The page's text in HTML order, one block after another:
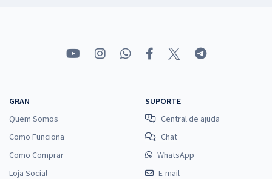
GRAN
Quem Somos
Como Funciona
Como Comprar
Loja Social
SUPORTE
Central de ajuda
Chat
WhatsApp
E-mail